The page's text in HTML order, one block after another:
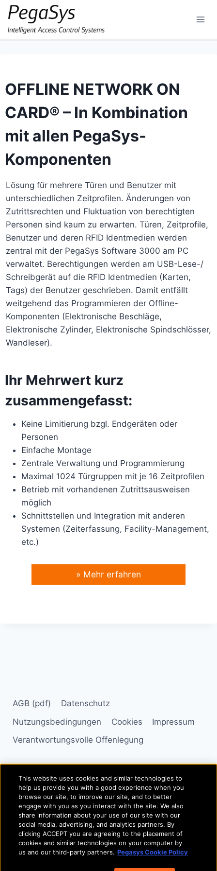
Skip
content
OFFLINE NETWORK ON
CARD® – In Kombination
mit allen PegaSys-
Komponenten
Lösung für mehrere Türen und Benutzer mit
unterschiedlichen Zeitprofilen. Änderungen von
Zutrittsrechten und Fluktuation von berechtigten
Personen sind kaum zu erwarten. Türen, Zeitprofile,
Benutzer und deren RFID Identmedien werden
zentral mit der PegaSys Software 3000 am PC
verwaltet. Berechtigungen werden am USB-Lese-/
Schreibgerät auf die RFID Identmedien (Karten,
Tags) der Benutzer geschrieben. Damit entfällt
weitgehend das Programmieren der Offline-
Komponenten (Elektronische Beschläge,
Elektronische Zylinder, Elektronische Spindschlösser,
Wandleser).
Ihr Mehrwert kurz
zusammengefasst:
Keine Limitierung bzgl. Endgeräten oder
Personen
Einfache Montage
Zentrale Verwaltung und Programmierung
Maximal 1024 Türgruppen mit je 16 Zeitprofilen
Betrieb mit vorhandenen Zutrittsausweisen
möglich
Schnittstellen und Integration mit anderen
Systemen (Zeiterfassung, Facility-Management,
etc.)
» Mehr erfahren
AGB (pdf)
Datenschutz
Nutzungsbedingungen
Cookies
Impressum
Verantwortungsvolle Offenlegung
© 2026 - SimonsVoss Technologies GmbH - Alle Rechte
vorbehalten
© Allegion plc, 2026 | Block D, Iveagh Court, Harcourt Road,
Dublin 2, Co. Dublin, Ireland
REGISTERED IN IRELAND WITH LIMITED LIABILITY
REGISTERED NUMBER 527370
This website uses cookies and similar technologies to
help us provide you with a good experience when you
browse our site, to improve our site, and to better
engage with you as you interact with the site. We also
share information about your use of our site with our
social media, advertising, and analytics partners. By
clicking ACCEPT you are agreeing to the placement of
cookies and similar technologies on your computer by
us and our third-party partners. Pegasys Cookie Policy